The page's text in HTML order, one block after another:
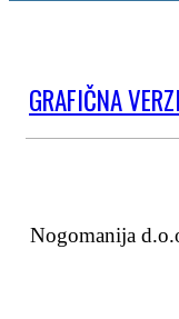
GRAFIČNA
Nogomanija